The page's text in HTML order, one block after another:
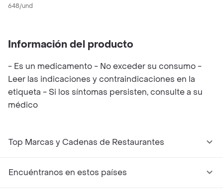
Cloruro de Magnesio
648/und
Información del producto
- Es un medicamento - No exceder su consumo -
Leer las indicaciones y contraindicaciones en la
etiqueta - Si los síntomas persisten, consulte a su
médico
Top Marcas y Cadenas de Restaurantes
Encuéntranos en estos países